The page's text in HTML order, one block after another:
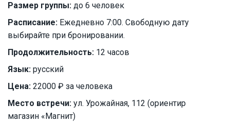
Размер группы: до 6 человек
Расписание: Ежедневно 7:00. Свободную дату
выбирайте при бронировании.
Продолжительность: 12 часов
Язык: русский
Цена: 22000 ₽ за человека
Место встречи: ул. Урожайная, 112 (ориентир
магазин «Магнит)